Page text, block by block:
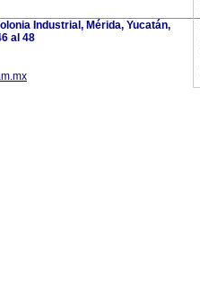
Industrial, Mérida, Yucatán,
al 48